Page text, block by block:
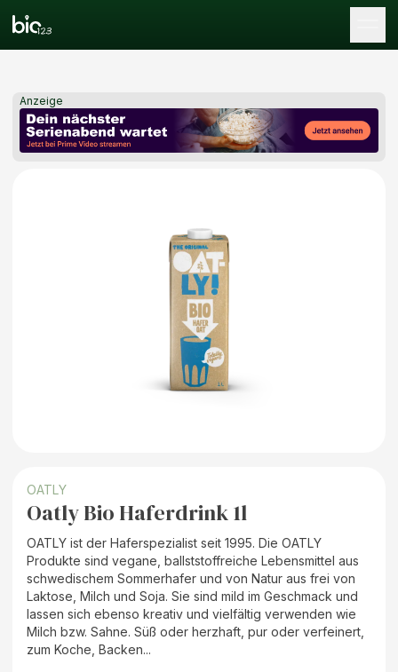
Anzeige
OATLY
Oatly Bio Haferdrink 1l
OATLY ist der Haferspezialist seit 1995. Die OATLY
Produkte sind vegane, ballststoffreiche Lebensmittel aus
schwedischem Sommerhafer und von Natur aus frei von
Laktose, Milch und Soja. Sie sind mild im Geschmack und
lassen sich ebenso kreativ und vielfältig verwenden wie
Milch bzw. Sahne. Süß oder herzhaft, pur oder verfeinert,
zum Koche, Backen...